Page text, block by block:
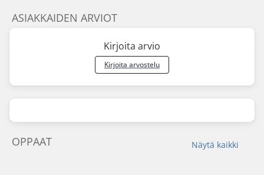
ASIAKKAIDEN ARVIOT
Kirjoita arvio
Kirjoita arvostelu
Näytä kaikki
OPPAAT